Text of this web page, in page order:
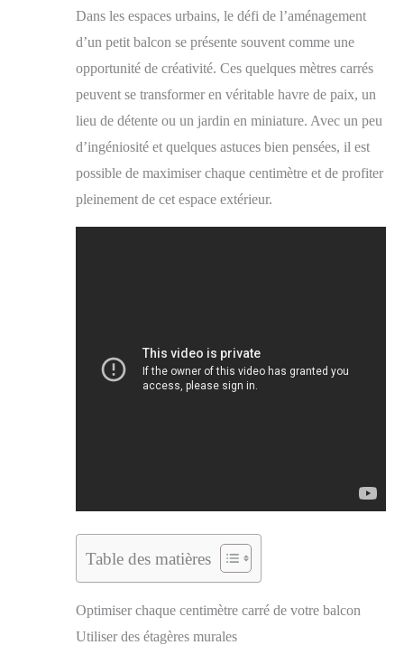
Dans les espaces urbains, le défi de l’aménagement
d’un petit balcon se présente souvent comme une
opportunité de créativité. Ces quelques mètres carrés
peuvent se transformer en véritable havre de paix, un
lieu de détente ou un jardin en miniature. Avec un peu
d’ingéniosité et quelques astuces bien pensées, il est
possible de maximiser chaque centimètre et de profiter
pleinement de cet espace extérieur.
Table des matières
Optimiser chaque centimètre carré de votre balcon
Utiliser des étagères murales